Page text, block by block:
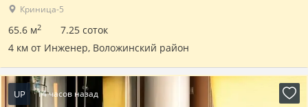
Криница-5
65.6 м2
7.25 соток
4 км от Инженер, Воложинский район
UP 14 часов назад